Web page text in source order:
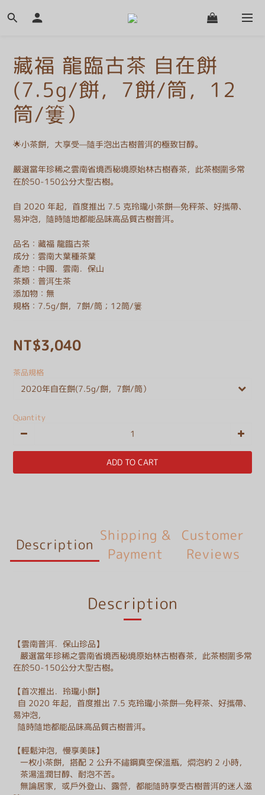
藏福 龍臨古茶 自在餅
(7.5g/餅，7餅/筒，12
筒/簍）
🌟小茶餅，大享受—隨手泡出古樹普洱的極致甘醇。
嚴選當年珍稀之雲南省境西秘境原始林古樹春茶，此茶樹圍多常
在於50-150公分大型古樹。
自 2020 年起，首度推出 7.5 克玲瓏小茶餅—免秤茶、好攜帶、
易沖泡，隨時隨地都能品味高品質古樹普洱。
品名：藏福 龍臨古茶
成分：雲南大葉種茶葉
產地：中國．雲南．保山
茶類：普洱生茶
添加物：無
規格：7.5g/餅，7餅/筒；12筒/簍
NT$3,040
茶品規格
Quantity
ADD TO CART
Description
Shipping &
Payment
Customer
Reviews
Description
【雲南普洱．保山珍品】
嚴選當年珍稀之雲南省境西秘境原始林古樹春茶，此茶樹圍多常
在於50-150公分大型古樹。
【首次推出．玲瓏小餅】
自 2020 年起，首度推出 7.5 克玲瓏小茶餅—免秤茶、好攜帶、
易沖泡，
隨時隨地都能品味高品質古樹普洱。
【輕鬆沖泡，慢享美味】
一枚小茶餅，搭配 2 公升不鏽鋼真空保溫瓶，燜泡約 2 小時，
茶湯溫潤甘醇、耐泡不苦。
無論居家，或戶外登山、露營，都能隨時享受古樹普洱的迷人滋